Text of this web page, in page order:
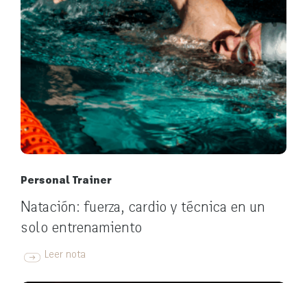
Personal Trainer
Natación: fuerza, cardio y técnica en un
solo entrenamiento
Leer nota